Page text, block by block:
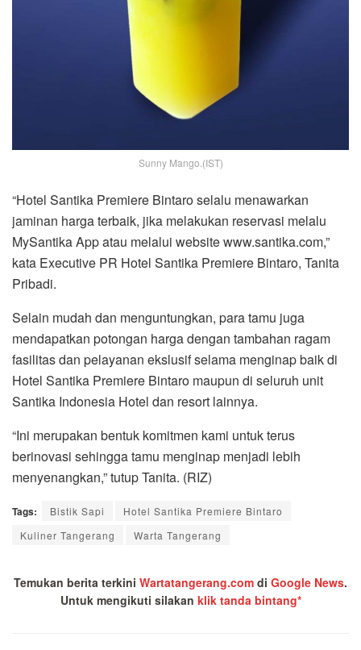
Sunny Mango.(IST)
“Hotel Santika Premiere Bintaro selalu menawarkan
jaminan harga terbaik, jika melakukan reservasi melalu
MySantika App atau melalui website www.santika.com,”
kata Executive PR Hotel Santika Premiere Bintaro, Tanita
Pribadi.
Selain mudah dan menguntungkan, para tamu juga
mendapatkan potongan harga dengan tambahan ragam
fasilitas dan pelayanan ekslusif selama menginap baik di
Hotel Santika Premiere Bintaro maupun di seluruh unit
Santika Indonesia Hotel dan resort lainnya.
“Ini merupakan bentuk komitmen kami untuk terus
berinovasi sehingga tamu menginap menjadi lebih
menyenangkan,” tutup Tanita. (RIZ)
Tags: Bistik Sapi
Hotel Santika Premiere Bintaro
Kuliner Tangerang
Warta Tangerang
Temukan berita terkini Wartatangerang.com di Google News.
Untuk mengikuti silakan klik tanda bintang*